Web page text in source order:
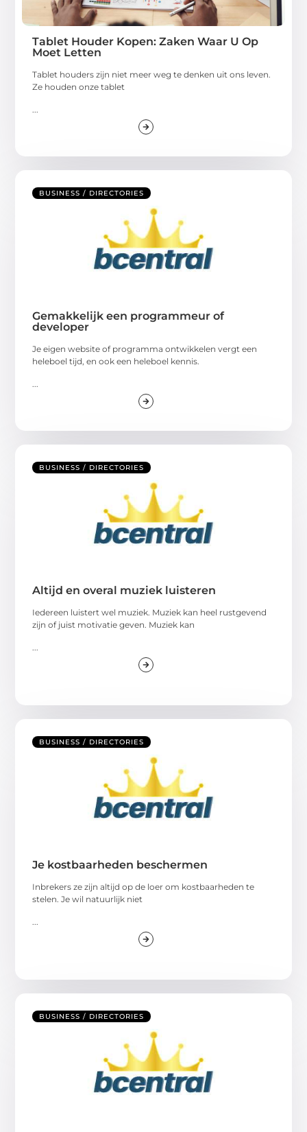
Tablet Houder Kopen: Zaken Waar U Op
Moet Letten
Tablet houders zijn niet meer weg te denken uit ons leven.
Ze houden onze tablet
BUSINESS / DIRECTORIES
Gemakkelijk een programmeur of
developer
Je eigen website of programma ontwikkelen vergt een
heleboel tijd, en ook een heleboel kennis.
BUSINESS / DIRECTORIES
Altijd en overal muziek luisteren
Iedereen luistert wel muziek. Muziek kan heel rustgevend
zijn of juist motivatie geven. Muziek kan
BUSINESS / DIRECTORIES
Je kostbaarheden beschermen
Inbrekers ze zijn altijd op de loer om kostbaarheden te
stelen. Je wil natuurlijk niet
BUSINESS / DIRECTORIES